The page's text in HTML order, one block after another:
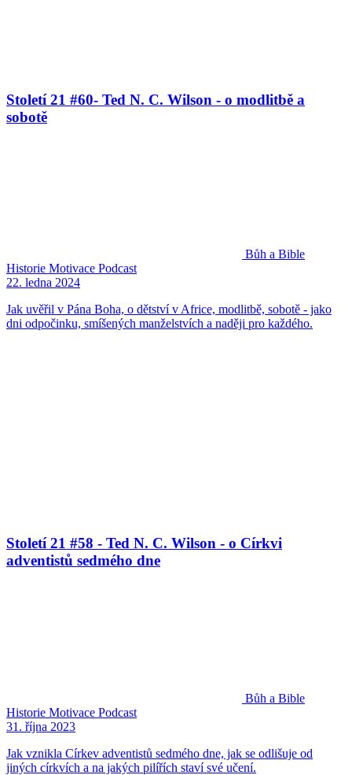
Století 21 #60- Ted N. C. Wilson - o modlitbě a
sobotě
Bůh a Bible
Historie Motivace Podcast
22. ledna 2024
Jak uvěřil v Pána Boha, o dětství v Africe, modlitbě, sobotě - jako
dni odpočinku, smíšených manželstvích a naději pro každého.
Století 21 #58 - Ted N. C. Wilson - o Církvi
adventistů sedmého dne
Bůh a Bible
Historie Motivace Podcast
31. října 2023
Jak vznikla Církev adventistů sedmého dne, jak se odlišuje od
jiných církvích a na jakých pilířích staví své učení.